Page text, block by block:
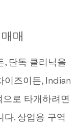
매
, 단독 클리닉을
이즈이든, Indian
로 타개하려면
. 상업용 구역